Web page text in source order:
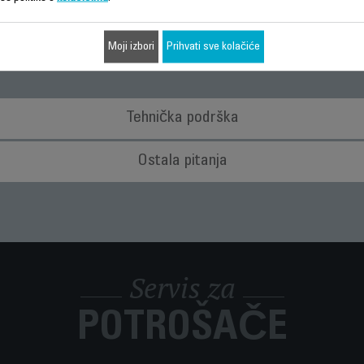
Često postavljana pitanja
Tehnička podrška
Ostala pitanja
i mislim da jedan dio nedostaje. Što da učinim?
potrošni materijal ili rezervne dijelove za aparat?
" internetske stranice da biste jednostavno našli sve što vam je
za moj aparat?
Servis za
POTROŠAČE
Moji izbori Prihvati sve kolačiće